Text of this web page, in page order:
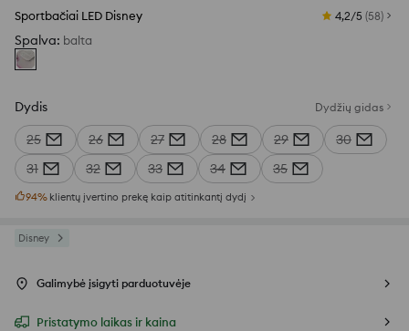
Sportbačiai LED Disney 4,2/5 (58)
Spalva: balta
Dydis Dydžių gidas
25 26 27 28 29
30
31
32 33 34 35
94% klientų įvertino prekę kaip atitinkantį dydį
Disney
Galimybė įsigyti parduotuvėje
Pristatymo laikas ir kaina